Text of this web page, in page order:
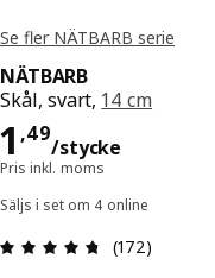
Se fler NÄTBARB serie
NÄTBARB
Skål, svart, 14 cm
1 ,49
/stycke
Pris 1,49/
Pris inkl. moms
Säljs i set om 4 online
(172)